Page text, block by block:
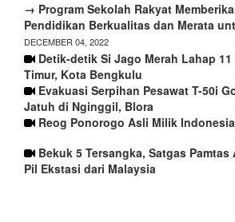
→ Program Sekolah Rakyat
Pendidikan Berkualitas dan Merata
DECEMBER 04, 2022
Detik-detik Si Jago Merah Lahap
Timur, Kota Bengkulu
Evakuasi Serpihan Pesawat T-50i
Jatuh di Nginggil, Blora
Reog Ponorogo Asli Milik
Bekuk 5 Tersangka, Satgas Pamtas
Pil Ekstasi dari Malaysia